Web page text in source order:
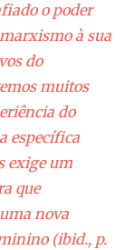
o poder
à sua
do
muitos
do
específica
exige um
que
nova
(ibid., p.